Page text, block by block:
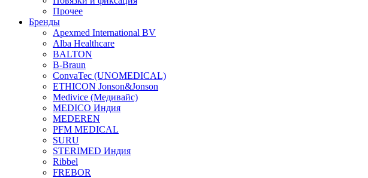
Прочее
Бренды
Apexmed International BV
Alba Healthcare
BALTON
B-Braun
ConvaTec (UNOMEDICAL)
ETHICON Jonson&Jonson
Medivice (Медивайс)
MEDICO Индия
MEDEREN
PFM MEDICAL
SURU
STERIMED Индия
Ribbel
FREBOR